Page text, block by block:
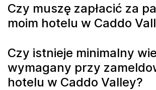
Czy muszę zapłacić za
moim hotelu w Caddo
Czy istnieje minimalny
wymagany przy
hotelu w Caddo Valley?